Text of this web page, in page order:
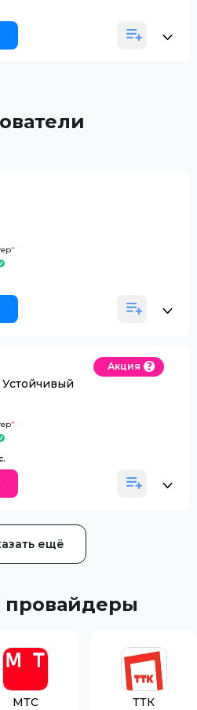
*
Акция
*
ещё
МТС
ТТК